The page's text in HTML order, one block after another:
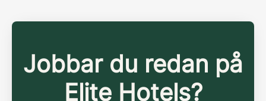
Jobbar du redan på
Elite Hotels?